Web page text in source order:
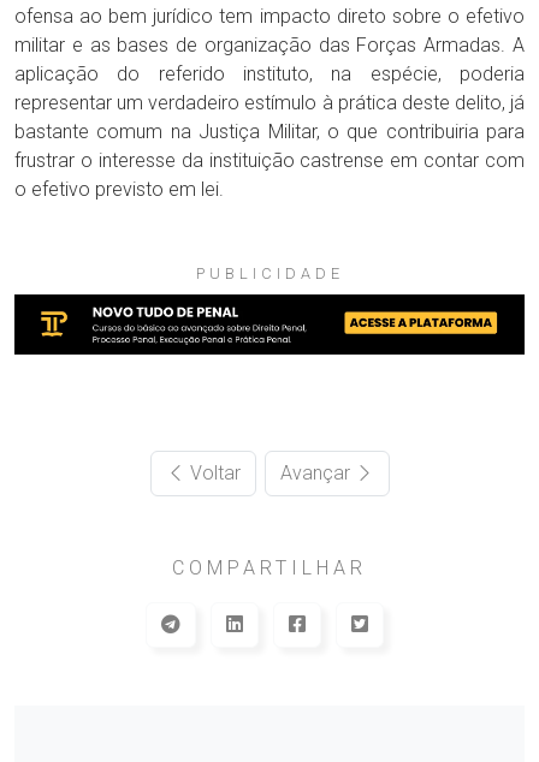
ofensa ao bem jurídico tem impacto direto sobre o efetivo
militar e as bases de organização das Forças Armadas. A
aplicação do referido instituto, na espécie, poderia
representar um verdadeiro estímulo à prática deste delito, já
bastante comum na Justiça Militar, o que contribuiria para
frustrar o interesse da instituição castrense em contar com
o efetivo previsto em lei.
PUBLICIDADE
Voltar Avançar
COMPARTILHAR